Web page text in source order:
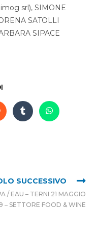
srl), SIMONE
SATOLLI
SIPACE
SUCCESSIVO
/ EAU – TERNI 21 MAGGIO
– SETTORE FOOD & WINE